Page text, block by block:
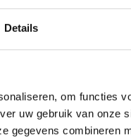
Details
om functies
uw gebruik van onze
gegevens combineren